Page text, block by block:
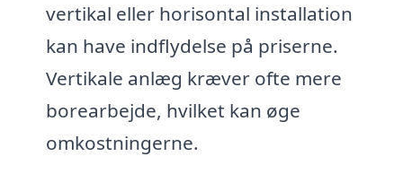
vertikal eller horisontal installation
kan have indflydelse på priserne.
Vertikale anlæg kræver ofte mere
borearbejde, hvilket kan øge
omkostningerne.